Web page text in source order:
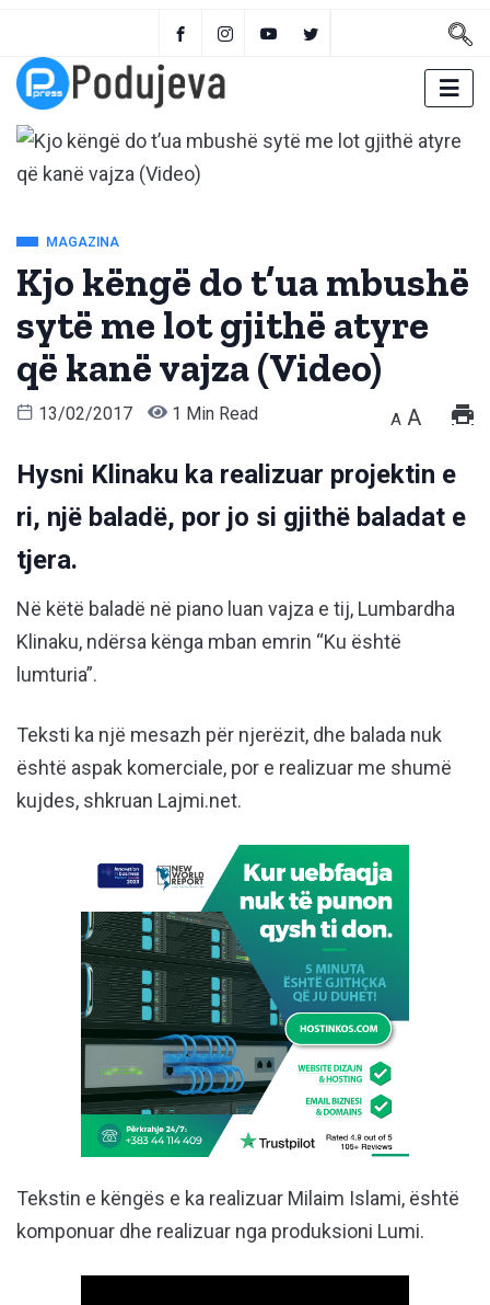
MAGAZINA
Kjo këngë do t’ua mbushë
sytë me lot gjithë atyre
që kanë vajza (Video)
13/02/2017 1 Min Read A A
Hysni Klinaku ka realizuar projektin e
ri, një baladë, por jo si gjithë baladat e
tjera.
Në këtë baladë në piano luan vajza e tij, Lumbardha
Klinaku, ndërsa kënga mban emrin “Ku është
lumturia”.
Teksti ka një mesazh për njerëzit, dhe balada nuk
është aspak komerciale, por e realizuar me shumë
kujdes, shkruan Lajmi.net.
Tekstin e këngës e ka realizuar Milaim Islami, është
komponuar dhe realizuar nga produksioni Lumi.